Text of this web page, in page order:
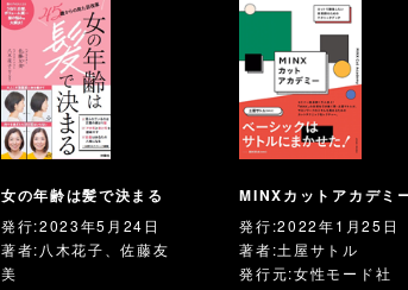
女の年齢は髪で決まる
発行:2023年5月24日
著者:八木花子、佐藤友
美
MINXカットアカデミ
発行:2022年1月25日
著者:土屋サトル
発行元:女性モード社